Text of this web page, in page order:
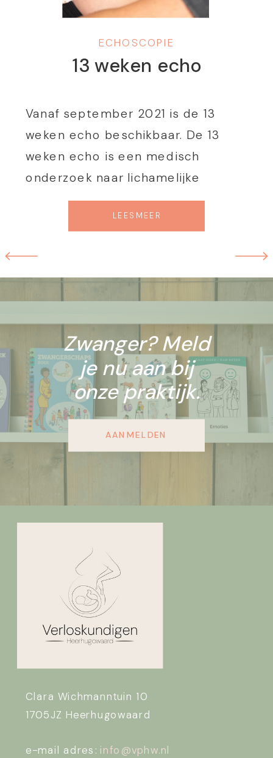
13 weken echo
Vanaf september 2021 is de 13
weken echo beschikbaar. De 13
weken echo is een medisch
onderzoek naar lichamelijke
afwijkingen bij het kind en wordt
gedaan van 12+3 tot 14+3 weken
bijvoorbeeld naar de schedel, het
hart, de buik, de armen en benen
en wervelkolom. Ook […]
LEES MEER
ECHOSCOPIE
Zwanger? Meld
je nu aan bij
onze praktijk.
AANMELDEN
Clara Wichmanntuin 10
1705JZ Heerhugowaard
e-mail adres: info@vphw.nl